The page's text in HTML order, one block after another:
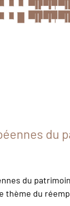
du
du
thème du